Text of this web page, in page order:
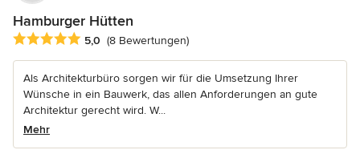
Hamburger Hütten
Durchschnittliche Bewertung: 5 von 5 Sternen
5,0 (8 Bewertungen)
Als Architekturbüro sorgen wir für die Umsetzung Ihrer
Wünsche in ein Bauwerk, das allen Anforderungen an gute
Architektur gerecht wird. W...
Mehr